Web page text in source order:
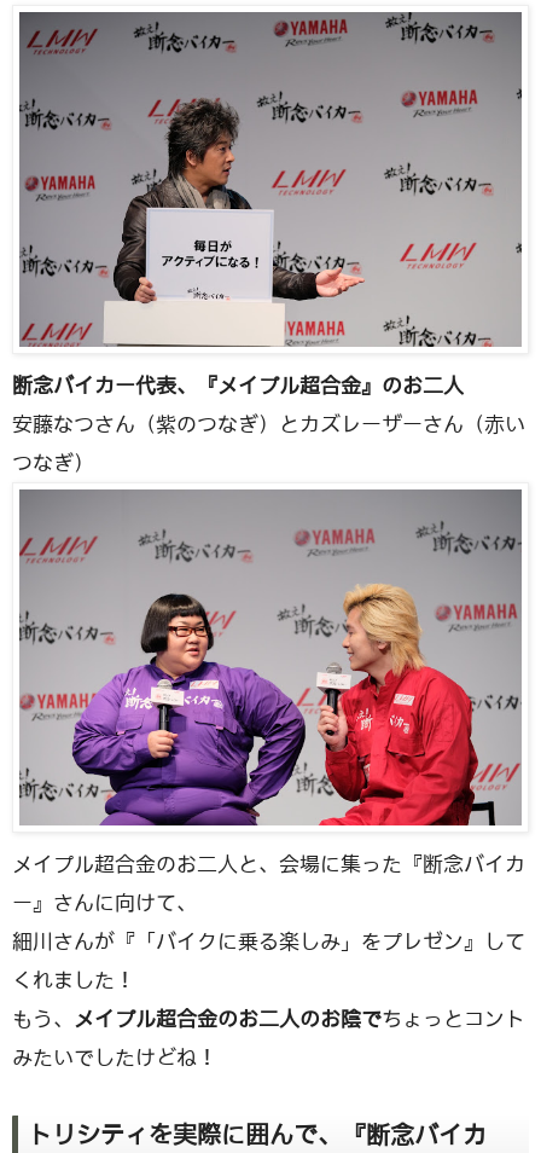
断念バイカー代表、『メイプル超合金』のお二人
安藤なつさん（紫のつなぎ）とカズレーザーさん（赤い
つなぎ）
メイプル超合金のお二人と、会場に集った『断念バイカ
ー』さんに向けて、
細川さんが『「バイクに乗る楽しみ」をプレゼン』して
くれました！
もう、
メイプル超合金のお二人のお陰でちょっとコント
みたいでしたけどね！
トリシティを実際に囲んで、『断念バイカ